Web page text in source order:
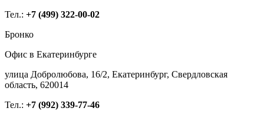
Тел.: +7 (499) 322-00-02
Бронко
Офис в Екатеринбурге
улица Добролюбова, 16/2, Екатеринбург, Свердловская
область, 620014
Тел.: +7 (992) 339-77-46